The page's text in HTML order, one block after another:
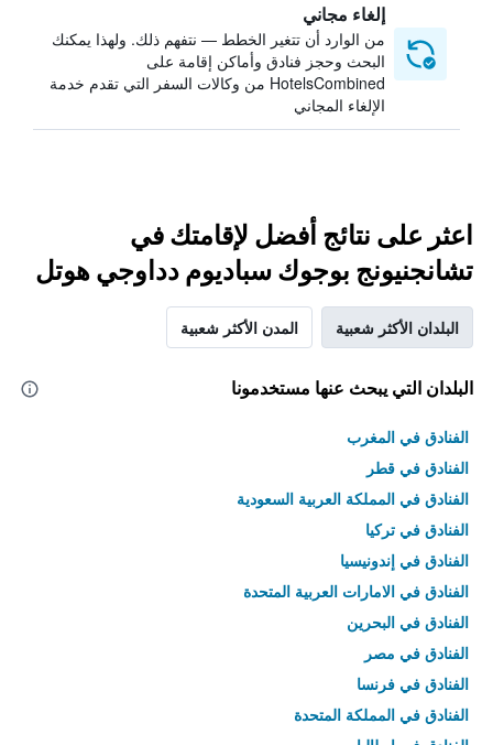
إلغاء مجاني
من الوارد أن تتغير الخطط — نتفهم ذلك. ولهذا يمكنك
البحث وحجز فنادق وأماكن إقامة على
HotelsCombined من وكالات السفر التي تقدم خدمة
الإلغاء المجاني
اعثر على نتائج أفضل لإقامتك في
تشانجنيونج بوجوك سباديوم دداوجي هوتل
البلدان الأكثر شعبية المدن الأكثر شعبية
البلدان التي يبحث عنها مستخدمونا
الفنادق في المغرب
الفنادق في قطر
الفنادق في المملكة العربية السعودية
الفنادق في تركيا
الفنادق في إندونيسيا
الفنادق في الامارات العربية المتحدة
الفنادق في البحرين
الفنادق في مصر
الفنادق في فرنسا
الفنادق في المملكة المتحدة